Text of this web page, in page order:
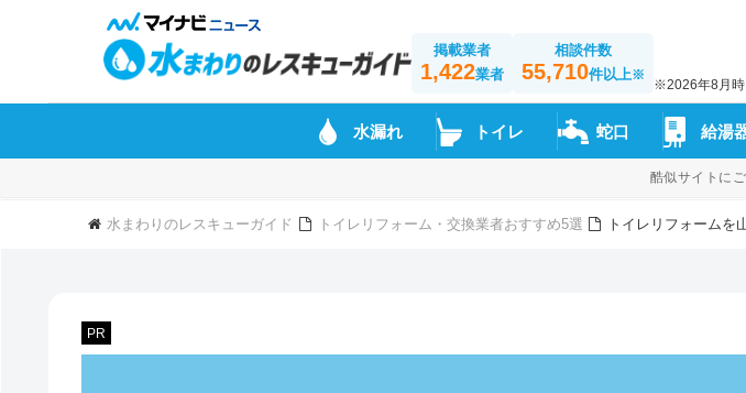
掲載業者
1,422業者
相談件数
55,710件以上※
※2026年8月時
水漏れ トイレ 蛇口 給湯
酷似サイトに
水まわりのレスキューガイド トイレリフォーム・交換業者おすすめ5選 トイレリフォームを
PR